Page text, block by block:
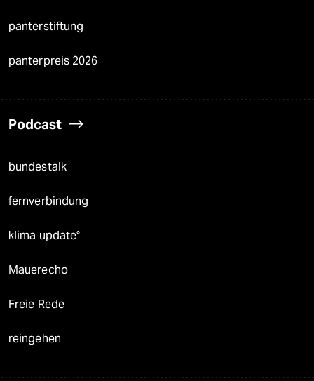
panterstiftung
panterpreis 2026
Podcast
bundestalk
fernverbindung
klima update°
Mauerecho
Freie Rede
reingehen